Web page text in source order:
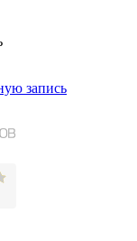
запись